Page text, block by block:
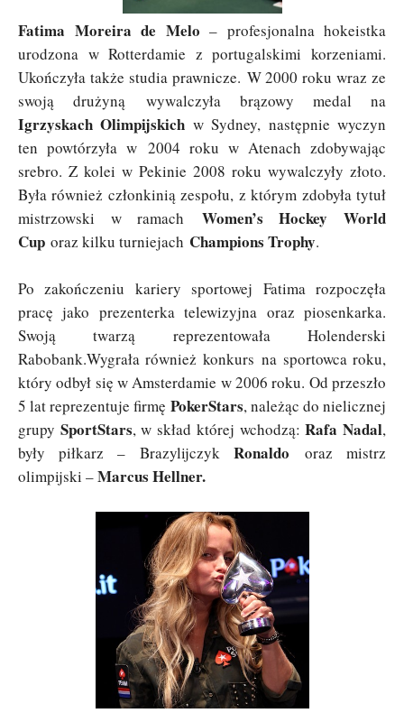
Fatima Moreira de Melo – profesjonalna hokeistka
urodzona w Rotterdamie z portugalskimi korzeniami.
Ukończyła także studia prawnicze. W 2000 roku wraz ze
swoją drużyną wywalczyła brązowy medal na
Igrzyskach Olimpijskich w Sydney, następnie wyczyn
ten powtórzyła w 2004 roku w Atenach zdobywając
srebro. Z kolei w Pekinie 2008 roku wywalczyły złoto.
Była również członkinią zespołu, z którym zdobyła tytuł
mistrzowski w ramach Women’s Hockey World
Cup oraz kilku turniejach Champions Trophy.
Po zakończeniu kariery sportowej Fatima rozpoczęła
pracę jako prezenterka telewizyjna oraz piosenkarka.
Swoją twarzą reprezentowała Holenderski
Rabobank.Wygrała również konkurs na sportowca roku,
który odbył się w Amsterdamie w 2006 roku. Od przeszło
5 lat reprezentuje firmę PokerStars, należąc do nielicznej
grupy SportStars, w skład której wchodzą:Rafa Nadal,
były piłkarz – Brazylijczyk Ronaldo oraz mistrz
olimpijski –Marcus Hellner.